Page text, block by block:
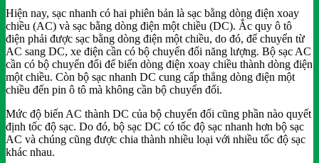
Hiện nay, sạc nhanh có hai phiên bản là sạc bằng dòng điện xoay
chiều (AC) và sạc bằng dòng điện một chiều (DC). Ắc quy ô tô
điện phải được sạc bằng dòng điện một chiều, do đó, để chuyển từ
AC sang DC, xe điện cần có bộ chuyển đổi năng lượng. Bộ sạc AC
cần có bộ chuyển đổi để biến dòng điện xoay chiều thành dòng điện
một chiều. Còn bộ sạc nhanh DC cung cấp thẳng dòng điện một
chiều đến pin ô tô mà không cần bộ chuyển đổi.
Mức độ biến AC thành DC của bộ chuyển đổi cũng phần nào quyết
định tốc độ sạc. Do đó, bộ sạc DC có tốc độ sạc nhanh hơn bộ sạc
AC và chúng cũng được chia thành nhiều loại với nhiều tốc độ sạc
khác nhau.